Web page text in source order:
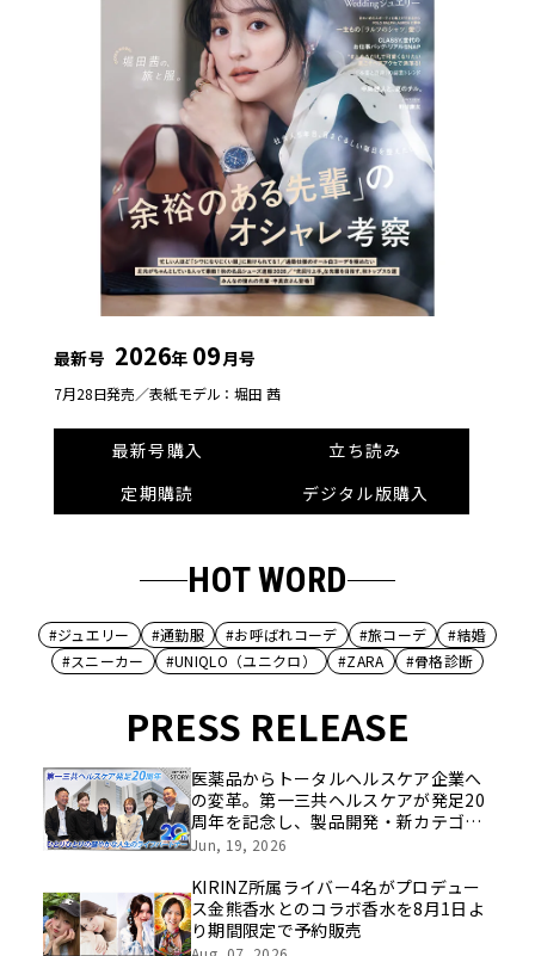
最新号 2026年 09月号
7月28日発売／表紙モデル：堀田 茜
最新号購入
立ち読み
定期購読
デジタル版購入
HOT WORD
#ジュエリー #通勤服 #お呼ばれコーデ #旅コーデ
#結婚
#スニーカー
#UNIQLO（ユニクロ） #ZARA #骨格診断
PRESS RELEASE
医薬品からトータルヘルスケア企業へ
の変革。第一三共ヘルスケアが発足20
周年を記念し、製品開発・新カテゴリ
挑戦の舞台や旧社統合時のエピソード
像を公開！
Jun, 19, 2026
KIRINZ所属ライバー4名がプロデュー
ス金熊香水とのコラボ香水を8月1日よ
り期間限定で予約販売